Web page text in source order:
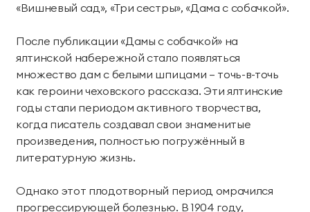
«Вишневый сад», «Три сестры», «Дама с собачкой».
После публикации «Дамы с собачкой» на
ялтинской набережной стало появляться
множество дам с белыми шпицами — точь-в-точь
как героини чеховского рассказа. Эти ялтинские
годы стали периодом активного творчества,
когда писатель создавал свои знаменитые
произведения, полностью погружённый в
литературную жизнь.
Однако этот плодотворный период омрачился
прогрессирующей болезнью. В 1904 году,
территории курорта
Групповые экскурсии